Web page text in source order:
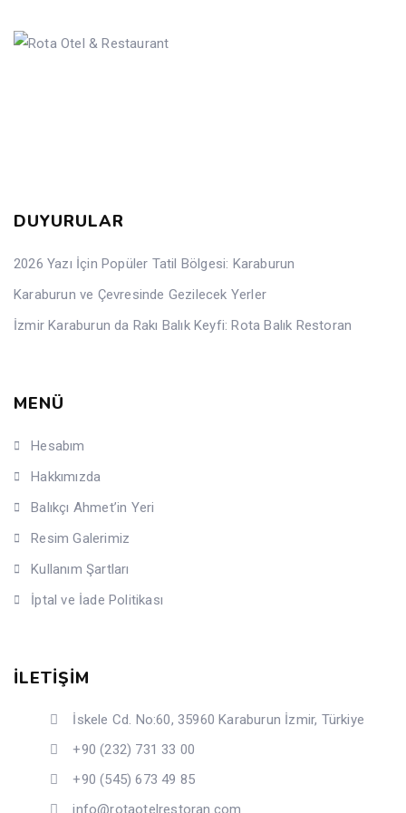
DUYURULAR
2026 Yazı İçin Popüler Tatil Bölgesi: Karaburun
Karaburun ve Çevresinde Gezilecek Yerler
İzmir Karaburun da Rakı Balık Keyfi: Rota Balık Restoran
MENÜ
Hesabım
Hakkımızda
Balıkçı Ahmet’in Yeri
Resim Galerimiz
Kullanım Şartları
İptal ve İade Politikası
İLETİŞİM
İskele Cd. No:60, 35960 Karaburun İzmir, Türkiye
+90 (232) 731 33 00
+90 (545) 673 49 85
info@rotaotelrestoran.com